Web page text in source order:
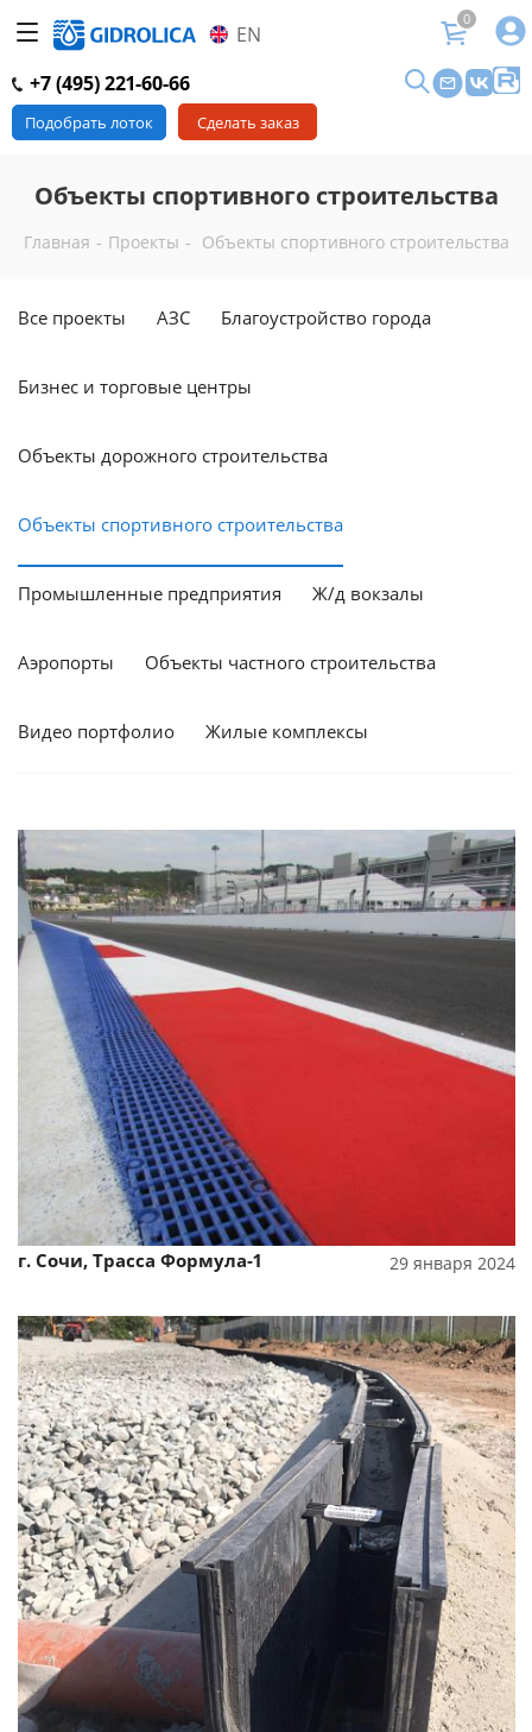
EN
0
+7 (495) 221-60-66
Подобрать лоток Сделать заказ
Объекты спортивного строительства
Главная - Проекты - Объекты спортивного строительства
Все проекты АЗС Благоустройство города
Бизнес и торговые центры
Объекты дорожного строительства
Объекты спортивного строительства
Промышленные предприятия Ж/д вокзалы
Аэропорты Объекты частного строительства
Видео портфолио Жилые комплексы
Смотреть проект
г. Сочи, Трасса Формула-1 29 января 2024
Смотреть проект